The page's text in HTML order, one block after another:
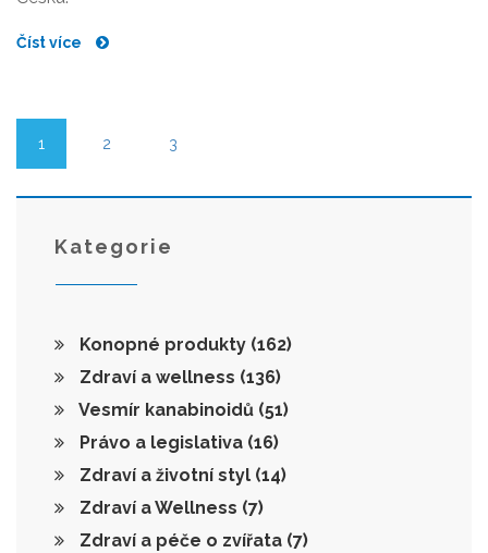
Číst více
1 2 3
Kategorie
Konopné produkty (162)
Zdraví a wellness (136)
Vesmír kanabinoidů (51)
Právo a legislativa (16)
Zdraví a životní styl (14)
Zdraví a Wellness (7)
Zdraví a péče o zvířata (7)